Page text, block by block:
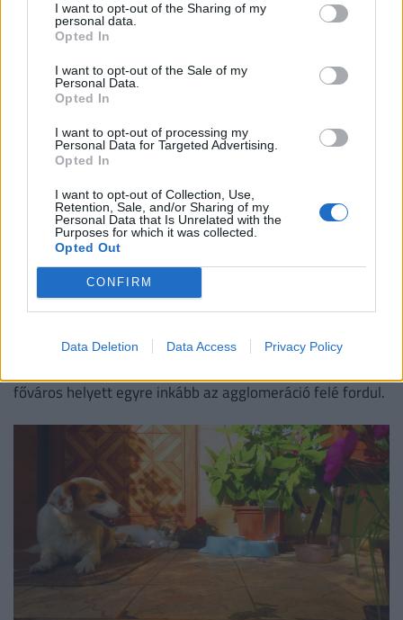
I want to opt-out of the Sharing of my
personal data.
Opted In
I want to opt-out of the Sale of my
Personal Data.
Opted In
I want to opt-out of processing my
Personal Data for Targeted Advertising.
Opted In
I want to opt-out of Collection, Use,
Retention, Sale, and/or Sharing of my
Personal Data that Is Unrelated with the
Purposes for which it was collected.
Opted Out
CONFIRM
Data Deletion Data Access Privacy Policy
Az első félévben 22 százalékkal több lakás épült, mint
egy évvel korábban, a kiadott építési engedélyek száma
Elképesztő fordulat a magyar lakáspiacon:
kétszer akkora házat kapsz ugyanazért a
pénzért, ha átléped ezt a határt
főváros helyett egyre inkább az agglomeráció felé fordul.